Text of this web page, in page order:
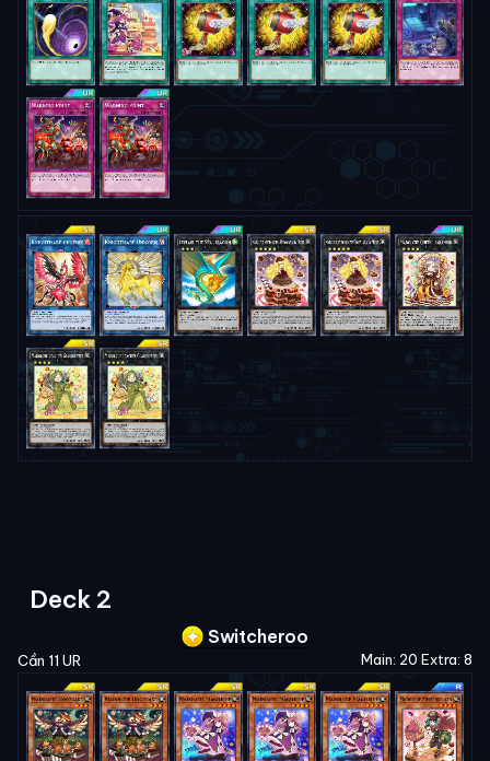
Deck 2
Switcheroo
Cần 11 UR Main: 20 Extra: 8